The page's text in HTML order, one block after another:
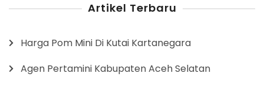
Artikel Terbaru
Harga Pom Mini Di Kutai Kartanegara
Agen Pertamini Kabupaten Aceh Selatan